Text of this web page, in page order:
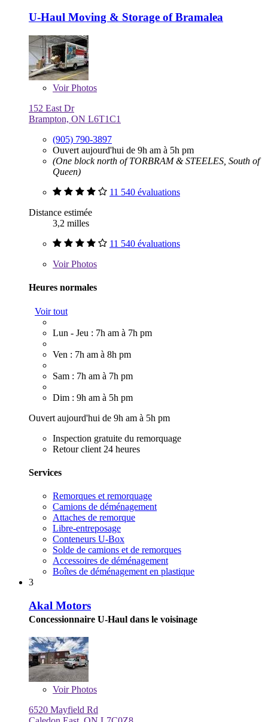
U-Haul Moving & Storage of Bramalea
VoirPhotos
152 East Dr
Brampton, ON L6T1C1
(905) 790-3897
Ouvert aujourd'hui de 9h am à 5h pm
(One block north of TORBRAM & STEELES, South of
Queen)
11 540 évaluations
Distance estimée
3,2 milles
11 540 évaluations
VoirPhotos
Heures normales
Voir tout
Lun - Jeu : 7h am à 7h pm
Ven : 7h am à 8h pm
Sam : 7h am à 7h pm
Dim : 9h am à 5h pm
Ouvert aujourd'hui de 9h am à 5h pm
Inspection gratuite du remorquage
Retour client 24 heures
Services
Remorques et remorquage
Camions de déménagement
Attaches de remorque
Libre-entreposage
Conteneurs U-Box
Solde de camions et de remorques
Accessoires de déménagement
Boîtes de déménagement en plastique
3
Akal Motors
Concessionnaire U-Haul dans le voisinage
VoirPhotos
6520 Mayfield Rd